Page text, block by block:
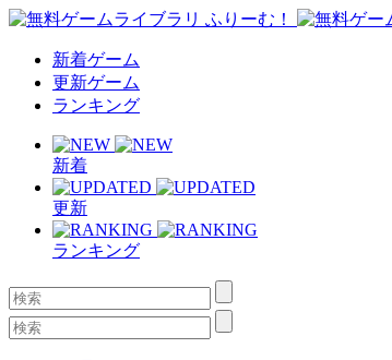
新着ゲーム
更新ゲーム
ランキング
新着
更新
ランキング